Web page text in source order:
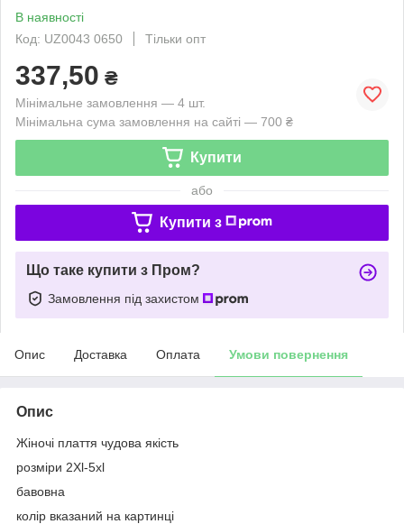
В наявності
Код: UZ0043 0650
Тільки опт
337,50 ₴
Мінімальне замовлення — 4 шт.
Мінімальна сума замовлення на сайті — 700 ₴
Купити
або
Купити з
Що таке купити з Пром?
Замовлення під захистом
Опис Доставка Оплата Умови повернення
Опис
Жіночі плаття чудова якість
розміри 2Xl-5xl
бавовна
колір вказаний на картинці